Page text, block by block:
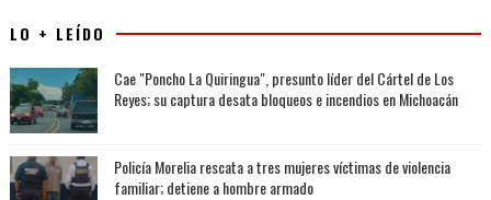
LO + LEÍDO
Cae "Poncho La Quiringua", presunto líder del Cártel de Los
Reyes; su captura desata bloqueos e incendios en Michoacán
Policía Morelia rescata a tres mujeres víctimas de violencia
familiar; detiene a hombre armado